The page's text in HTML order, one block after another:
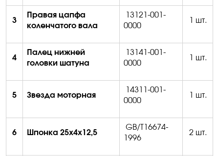
3
Правая цапфа
коленчатого вала
13121-001-
0000
1 шт.
4
Палец нижней
головки шатуна
13141-001-
0000
1 шт.
5 Звезда моторная
14311-001-
0000
1 шт.
6 Шпонка 25х4х12,5
GB/T16674-
1996
2 шт.